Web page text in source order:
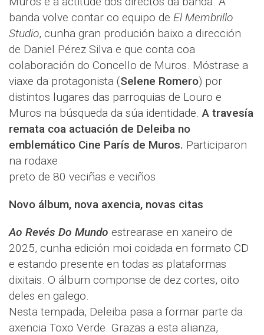
banda volve contar co equipo de El Membrillo
Studio, cunha gran produción baixo a dirección
de Daniel Pérez Silva e que conta coa
colaboración do Concello de Muros. Móstrase a
viaxe da protagonista (Selene Romero) por
distintos lugares das parroquias de Louro e
Muros na búsqueda da súa identidade. A travesía
remata coa actuación de Deleiba no
emblemático Cine París de Muros. Participaron
na rodaxe
preto de 80 veciñas e veciños.
Novo álbum, nova axencia, novas citas
Ao Revés Do Mundo estrearase en xaneiro de
2025, cunha edición moi coidada en formato CD
e estando presente en todas as plataformas
dixitais. O álbum componse de dez cortes, oito
deles en galego.
Nesta tempada, Deleiba pasa a formar parte da
axencia Toxo Verde. Grazas a esta alianza,